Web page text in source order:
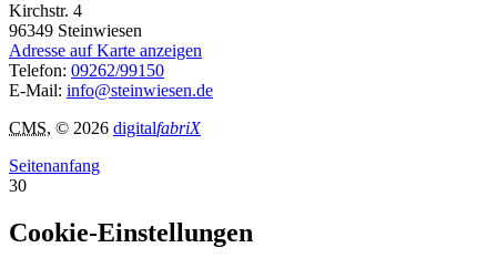
Kirchstr. 4
96349 Steinwiesen
Adresse auf Karte anzeigen
Telefon: 09262/99150
E-Mail: info@steinwiesen.de
CMS, © 2026 digitalfabriX
Seitenanfang
30
Cookie-Einstellungen